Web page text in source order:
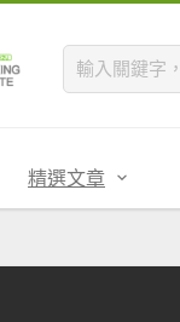
精選文章